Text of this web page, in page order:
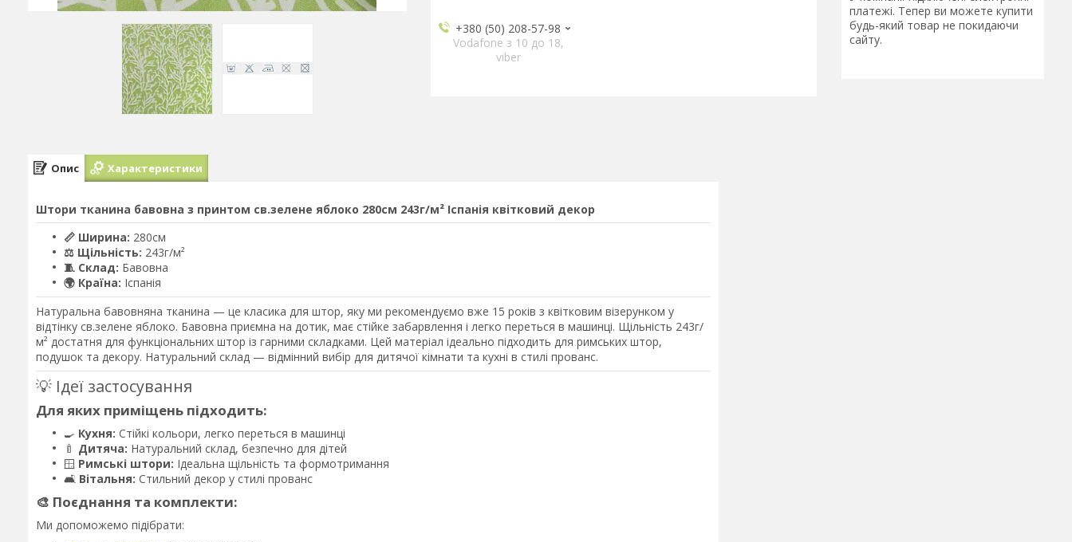
+380 (50) 208-57-98
Vodafone з 10 до 18,
viber
платежі. Тепер ви можете купити
будь-який товар не покидаючи
сайту.
Опис Характеристики
Штори тканина бавовна з принтом св.зелене яблоко 280см 243г/м² Іспанія квітковий декор
📏 Ширина: 280см
⚖️ Щільність: 243г/м²
🧵 Склад: Бавовна
🌍 Країна: Іспанія
Натуральна бавовняна тканина — це класика для штор, яку ми рекомендуємо вже 15 років з квітковим візерунком у
відтінку св.зелене яблоко. Бавовна приємна на дотик, має стійке забарвлення і легко переться в машинці. Щільність 243г/
м² достатня для функціональних штор із гарними складками. Цей матеріал ідеально підходить для римських штор,
подушок та декору. Натуральний склад — відмінний вибір для дитячої кімнати та кухні в стилі прованс.
💡 Ідеї застосування
Для яких приміщень підходить:
🍳 Кухня: Стійкі кольори, легко переться в машинці
🍼 Дитяча: Натуральний склад, безпечно для дітей
🪟 Римські штори: Ідеальна щільність та формотримання
🛋️ Вітальня: Стильний декор у стилі прованс
🎨 Поєднання та комплекти:
Ми допоможемо підібрати: